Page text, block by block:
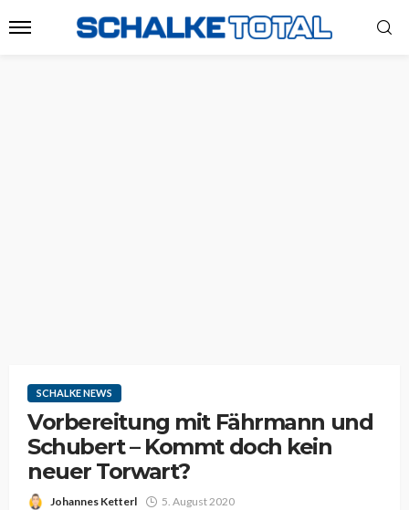
SCHALKE NEWS
Vorbereitung mit Fährmann und
Schubert – Kommt doch kein
neuer Torwart?
Johannes Ketterl 5. August 2020